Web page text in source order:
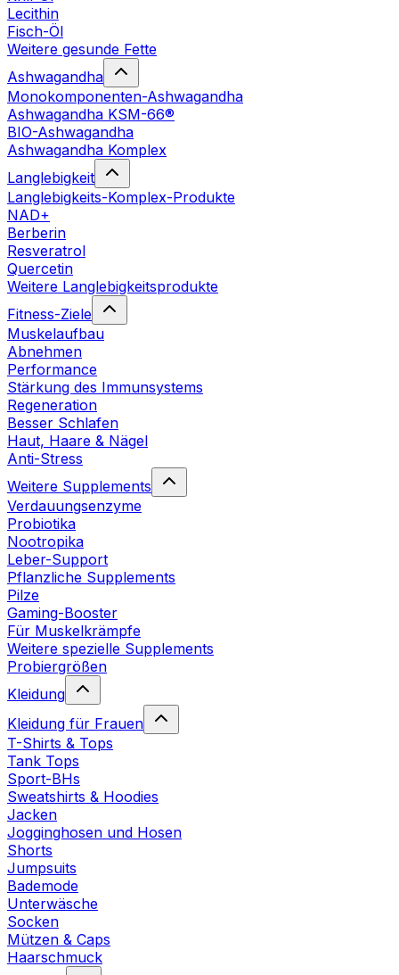
Lecithin
Fisch-Öl
Weitere gesunde Fette
Ashwagandha
Monokomponenten-Ashwagandha
Ashwagandha KSM-66®
BIO-Ashwagandha
Ashwagandha Komplex
Langlebigkeit
Langlebigkeits-Komplex-Produkte
NAD+
Berberin
Resveratrol
Quercetin
Weitere Langlebigkeitsprodukte
Fitness-Ziele
Muskelaufbau
Abnehmen
Performance
Stärkung des Immunsystems
Regeneration
Besser Schlafen
Haut, Haare & Nägel
Anti-Stress
Weitere Supplements
Verdauungsenzyme
Probiotika
Nootropika
Leber-Support
Pflanzliche Supplements
Pilze
Gaming-Booster
Für Muskelkrämpfe
Weitere spezielle Supplements
Probiergrößen
Kleidung
Kleidung für Frauen
T-Shirts & Tops
Tank Tops
Sport-BHs
Sweatshirts & Hoodies
Jacken
Jogginghosen und Hosen
Shorts
Jumpsuits
Bademode
Unterwäsche
Socken
Mützen & Caps
Haarschmuck